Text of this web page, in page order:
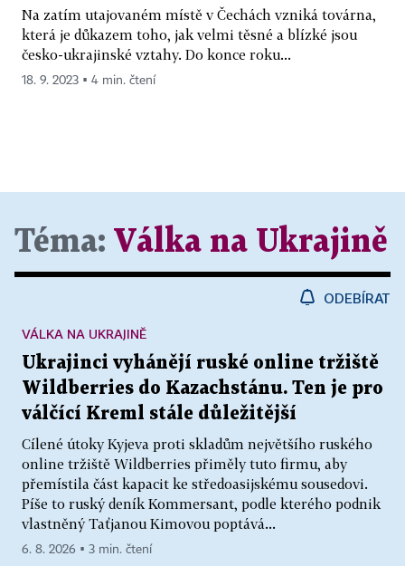
Na zatím utajovaném místě v Čechách vzniká továrna,
která je důkazem toho, jak velmi těsné a blízké jsou
česko-ukrajinské vztahy. Do konce roku...
18. 9. 2023 ▪ 4 min. čtení
Téma: Válka na Ukrajině
ODEBÍRAT
Ukrajinci vyhánějí ruské online tržiště
Wildberries do Kazachstánu. Ten je pro
válčící Kreml stále důležitější
Cílené útoky Kyjeva proti skladům největšího ruského
online tržiště Wildberries přiměly tuto firmu, aby
přemístila část kapacit ke středoasijskému sousedovi.
Píše to ruský deník Kommersant, podle kterého podnik
vlastněný Taťjanou Kimovou poptává...
VÁLKA NA UKRAJINĚ
6. 8. 2026 ▪ 3 min. čtení